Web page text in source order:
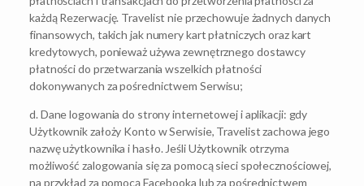
każdą Rezerwację. Travelist nie przechowuje żadnych danych
finansowych, takich jak numery kart płatniczych oraz kart
kredytowych, ponieważ używa zewnętrznego dostawcy
płatności do przetwarzania wszelkich płatności
dokonywanych za pośrednictwem Serwisu;
d. Dane logowania do strony internetowej i aplikacji: gdy
Użytkownik założy Konto w Serwisie, Travelist zachowa jego
nazwę użytkownika i hasło. Jeśli Użytkownik otrzyma
możliwość zalogowania się za pomocą sieci społecznościowej,
na przykład za pomocą Facebooka lub za pośrednictwem